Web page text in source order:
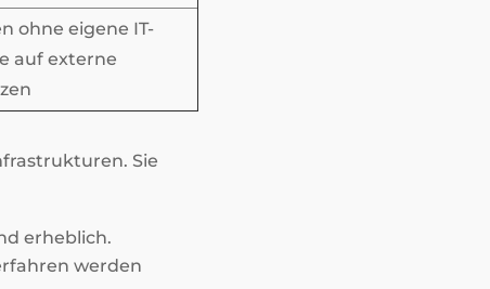
ohne eigene IT-
auf externe
Sie
erheblich.
werden